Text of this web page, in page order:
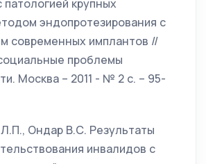
патологией крупных
эндопротезирования с
современных имплантов //
проблемы
Москва – 2011 - № 2 с. – 95-
Ондар В.С. Результаты
инвалидов с